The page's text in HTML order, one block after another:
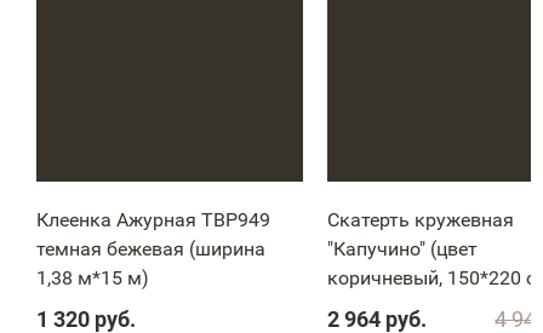
Клеенка Ажурная ТВP949
темная бежевая (ширина
1,38 м*15 м)
1 320 руб.
Скатерть кружевная
"Капучино" (цвет
коричневый, 150*220
4
2 964 руб.